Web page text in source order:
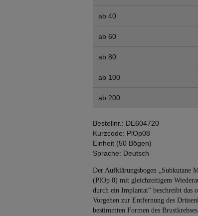
ab 40
ab 60
ab 80
ab 100
ab 200
Bestellnr.: DE604720
Kurzcode: PlOp08
Einheit (50 Bögen)
Sprache: Deutsch
Der Aufklärungsbogen „Subkutane
(PlOp 8) mit gleichzeitigem
durch ein Implantat“ beschreibt das
Vorgehen zur Entfernung des
bestimmten Formen des